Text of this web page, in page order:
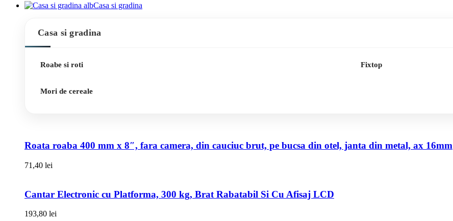
Casa si gradina
Casa si gradina
Roabe si roti
Mori de cereale
Fixtop
Roata roaba 400 mm x 8″, fara camera, din cauciuc brut, pe bucsa din otel, janta din metal, ax 16mm
71,40 lei
Cantar Electronic cu Platforma, 300 kg, Brat Rabatabil Si Cu Afisaj LCD
193,80 lei